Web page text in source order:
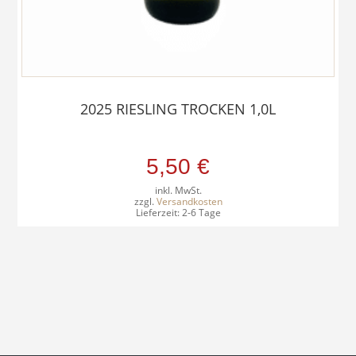
2025 RIESLING TROCKEN 1,0L
5,50 €
inkl. MwSt.
zzgl.Versandkosten
Lieferzeit:2-6 Tage